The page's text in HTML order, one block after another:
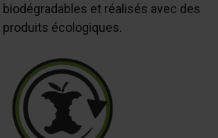
et réalisés avec des
produits écologiques.